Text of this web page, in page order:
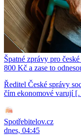
Špatné zprávy pro
800 Kč a zase to
Ředitel České správy
čím ekonomové varují
Spotřebitelov.cz
dnes, 04:45